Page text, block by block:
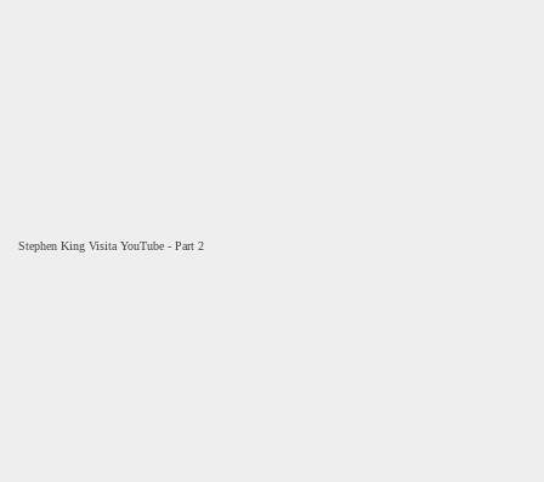
Stephen King Visita YouTube - Part 2